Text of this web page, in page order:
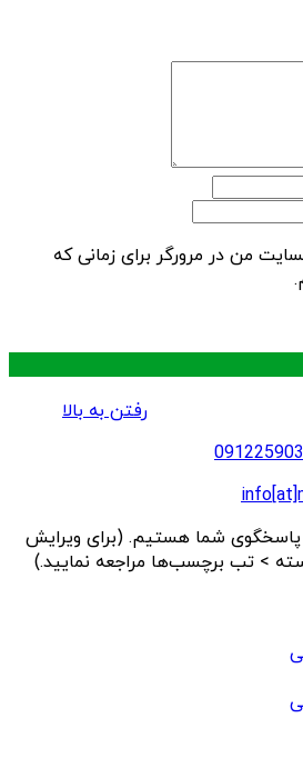
من در مرورگر برای زمانی که
رفتن به بالا
7 روز هفته پاسخگوی شما هستیم. (برای ویرایش
> تب برچسب‌ها مراجعه نمایید.)